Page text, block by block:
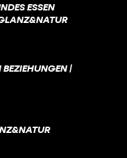
ESSEN
BEZIEHUNGEN |